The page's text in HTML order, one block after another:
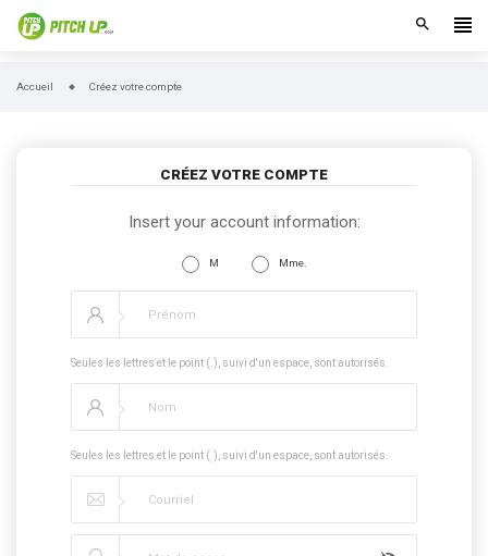
search
Accueil Créez votre compte
CRÉEZ VOTRE COMPTE
Insert your account information:
M Mme.
Seules les lettres et le point (.), suivi d'un espace, sont autorisés.
Seules les lettres et le point (.), suivi d'un espace, sont autorisés.